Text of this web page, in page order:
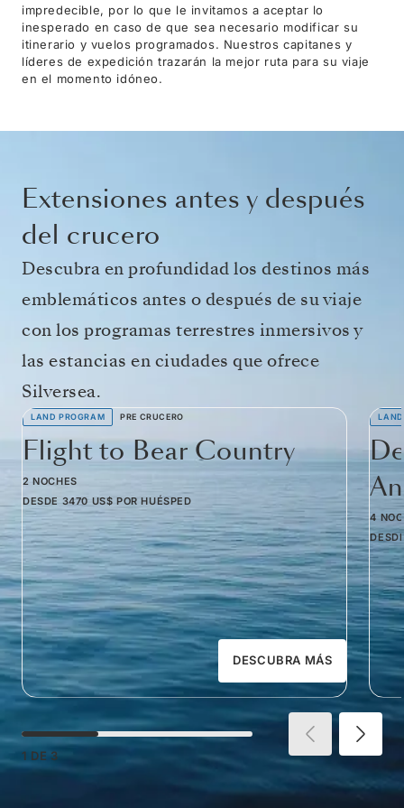
impredecible, por lo que le invitamos a aceptar lo
inesperado en caso de que sea necesario modificar su
itinerario y vuelos programados. Nuestros capitanes y
líderes de expedición trazarán la mejor ruta para su viaje
en el momento idóneo.
Extensiones antes y después
del crucero
Descubra en profundidad los destinos más
emblemáticos antes o después de su viaje
con los programas terrestres inmersivos y
las estancias en ciudades que ofrece
Silversea.
LAND PROGRAM PRE CRUCERO
Flight to Bear Country
2 NOCHES
DESDE 3470 US$ POR HUÉSPED
DESCUBRA MÁS
4
1 DE 3